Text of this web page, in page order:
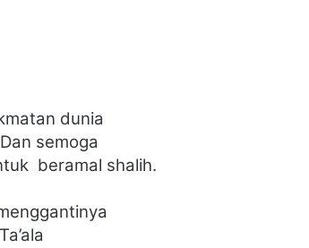
dunia
semoga
beramal shalih.